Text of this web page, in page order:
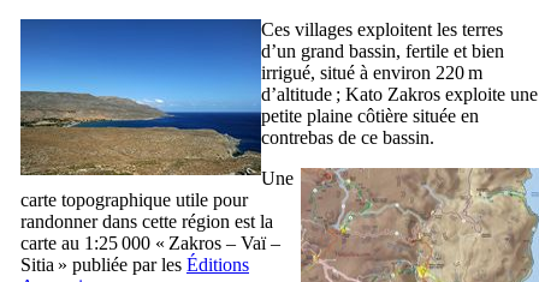
Ces villages exploitent les terres
d’un grand bassin, fertile et bien
irrigué, situé à environ 220 m
d’altitude ; Kato Zakros exploite une
petite plaine côtière située en
contrebas de ce bassin.
Une
carte topographique utile pour
randonner dans cette région est la
carte au 1:25 000 « Zakros – Vaï –
Sitia » publiée par les Éditions